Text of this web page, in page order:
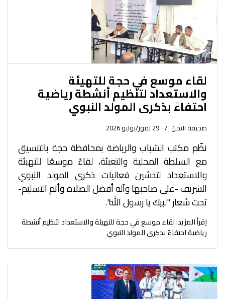
لقاء موسع في حجة للتهيئة
والاستعداد لتنظيم أنشطة رياضية
احتفاءً بذكرى المولد النبوي
صحيفة اليمن 29 تموز/يوليو 2026
نظّم مكتب الشباب والرياضة بمحافظة حجة بالتنسيق
مع السلطة المحلية والتعبئة، لقاءً موسعًا للتهيئة
والاستعداد لتدشين فعاليات ذكرى المولد النبوي
الشريف -على صاحبها وآله أفضل الصلاة وأتم التسليم-
تحت شعار "لبيك يا رسول الله".
اِقرأ المزيد: لقاء موسع في حجة للتهيئة والاستعداد لتنظيم أنشطة
رياضية احتفاءً بذكرى المولد النبوي